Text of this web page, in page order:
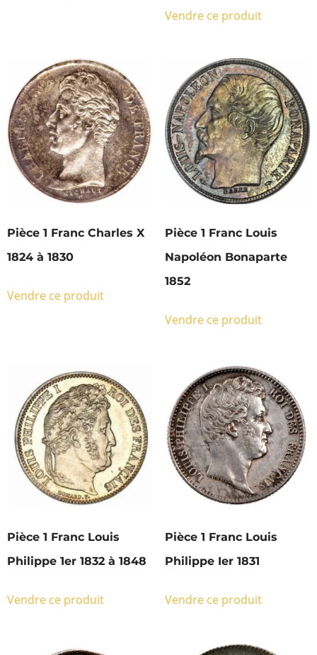
Vendre ce produit
Pièce 1 Franc Charles X
1824 à 1830
Vendre ce produit
Pièce 1 Franc Louis
Napoléon Bonaparte
1852
Vendre ce produit
Pièce 1 Franc Louis
Philippe 1er 1832 à 1848
Vendre ce produit
Pièce 1 Franc Louis
Philippe Ier 1831
Vendre ce produit